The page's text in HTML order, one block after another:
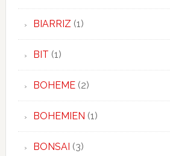
BIARRIZ (1)
BIT (1)
BOHEME(2)
BOHEMIEN (1)
BONSAI (3)